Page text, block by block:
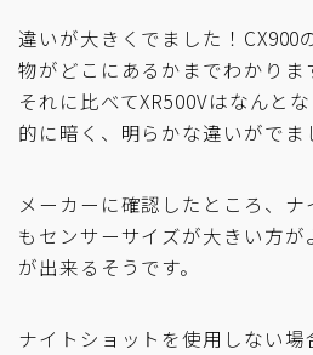
違いが大きくでました！CX900
物がどこにあるかまでわかりま
それに比べてXR500Vはなんと
的に暗く、明らかな違いがでま
メーカーに確認したところ、
もセンサーサイズが大きい方
が出来るそうです。
ナイトショットを使用しない